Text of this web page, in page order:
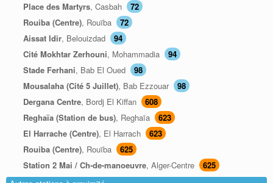
Place des Martyrs, Casbah
72
Rouiba (Centre), Rouïba
72
Aissat Idir, Belouizdad
94
Cité Mokhtar Zerhouni, Mohammadia
94
Stade Ferhani, Bab El Oued
98
Mousalaha (Cité 5 Juillet), Bab Ezzouar
98
Dergana Centre, Bordj El Kiffan
608
Reghaïa (Station de bus), Reghaïa
623
El Harrache (Centre), El Harrach
623
Rouiba (Centre), Rouïba
625
Station 2 Mai / Ch-de-manoeuvre, Alger-Centre
625